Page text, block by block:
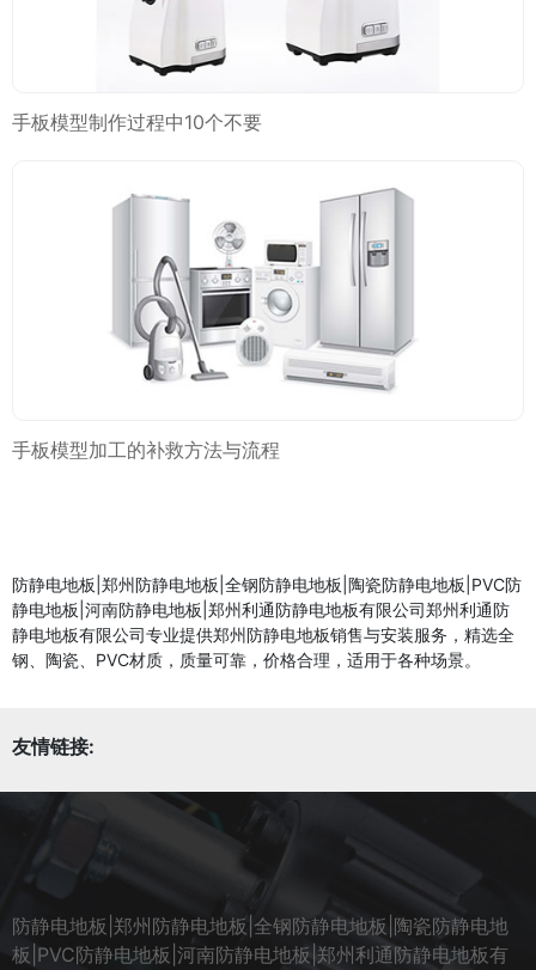
手板模型制作过程中10个不要
手板模型加工的补救方法与流程
防静电地板|郑州防静电地板|全钢防静电地板|陶瓷防静电地板|PVC防
静电地板|河南防静电地板|郑州利通防静电地板有限公司郑州利通防
静电地板有限公司专业提供郑州防静电地板销售与安装服务，精选全
钢、陶瓷、PVC材质，质量可靠，价格合理，适用于各种场景。
友情链接:
防静电地板|郑州防静电地板|全钢防静电地板|陶瓷防静电地
板|PVC防静电地板|河南防静电地板|郑州利通防静电地板有